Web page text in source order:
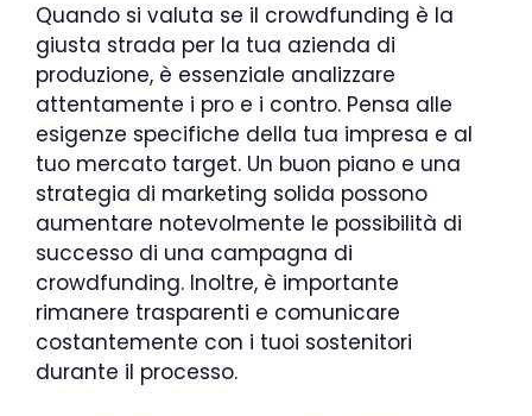
Quando si valuta se il crowdfunding è la
giusta strada per la tua azienda di
produzione, è essenziale analizzare
attentamente i pro e i contro. Pensa alle
esigenze specifiche della tua impresa e al
tuo mercato target. Un buon piano e una
strategia di marketing solida possono
aumentare notevolmente le possibilità di
successo di una campagna di
crowdfunding. Inoltre, è importante
rimanere trasparenti e comunicare
costantemente con i tuoi sostenitori
durante il processo.